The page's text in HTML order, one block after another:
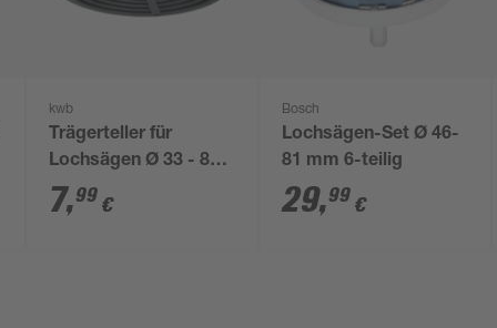
kwb
Trägerteller für
Lochsägen Ø 33 - 83
mm
7,99 €
Bosch
Lochsägen-Set Ø 46-
81 mm 6-teilig
29,99 €